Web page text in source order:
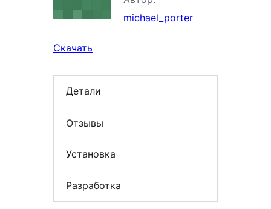
michael_porter
Скачать
Детали
Отзывы
Установка
Разработка